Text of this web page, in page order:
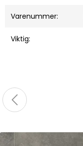
Varenummer:
Viktig: